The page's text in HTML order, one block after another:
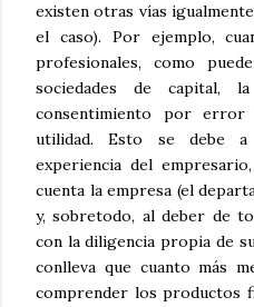
existen otras vías
el caso). Por ejemplo,
profesionales, como
sociedades de capital,
consentimiento por
utilidad. Esto se debe
experiencia del
cuenta la empresa (el
y, sobretodo, al deber de
con la diligencia propia de
conlleva que cuanto más
comprender los productos